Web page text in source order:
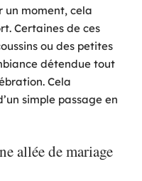
un moment, cela
Certaines de ces
ou des petites
détendue tout
Cela
simple passage en
allée de mariage